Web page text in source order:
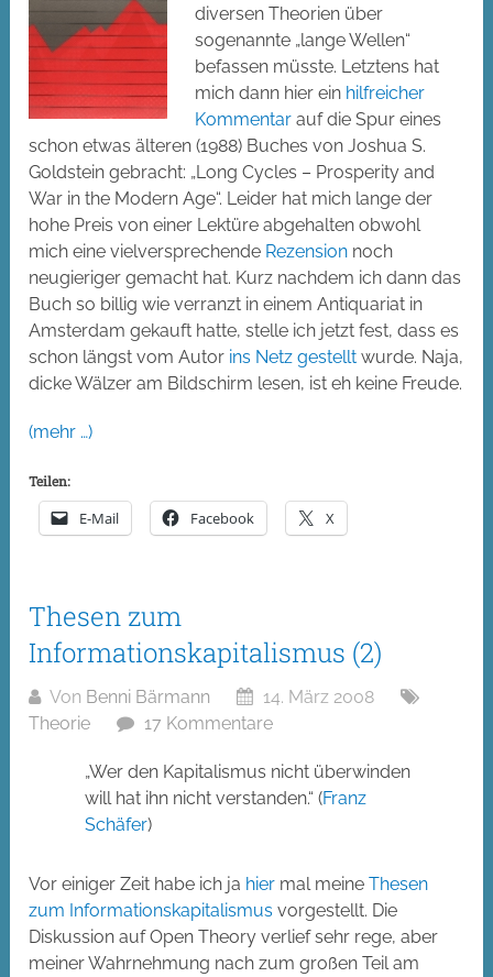
diversen Theorien über
sogenannte „lange Wellen“
befassen müsste. Letztens hat
mich dann hier ein hilfreicher
Kommentar auf die Spur eines
schon etwas älteren (1988) Buches von Joshua S.
Goldstein gebracht: „Long Cycles – Prosperity and
War in the Modern Age“. Leider hat mich lange der
hohe Preis von einer Lektüre abgehalten obwohl
mich eine vielversprechende Rezension noch
neugieriger gemacht hat. Kurz nachdem ich dann das
Buch so billig wie verranzt in einem Antiquariat in
Amsterdam gekauft hatte, stelle ich jetzt fest, dass es
schon längst vom Autor ins Netz gestellt wurde. Naja,
dicke Wälzer am Bildschirm lesen, ist eh keine Freude.
(mehr …)
Teilen:
E-Mail Facebook X
Thesen zum
Informationskapitalismus (2)
Von Benni Bärmann
14. März 2008
Theorie
17 Kommentare
„Wer den Kapitalismus nicht überwinden
will hat ihn nicht verstanden.“ (Franz
Schäfer)
Vor einiger Zeit habe ich ja hier mal meineThesen
zum Informationskapitalismus vorgestellt. Die
Diskussion auf Open Theory verlief sehr rege, aber
meiner Wahrnehmung nach zum großen Teil am